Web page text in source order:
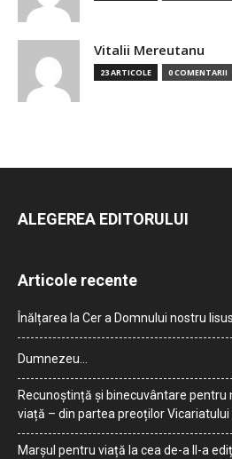
Vitalii Mereutanu
23 ARTICOLE 0 COMENTARII
ALEGEREA EDITORULUI
Articole recente
Înălțarea la Cer a Domnului nostru
Dumnezeu…
Recunoștință și binecuvântare
viață – din partea preoților Vicariatului
Marșul pentru viață la cea de-a II-a